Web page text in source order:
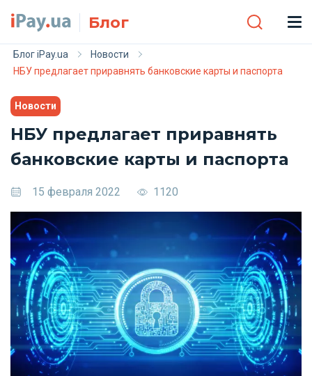
Блог
Блог iPay.ua
Новости
НБУ предлагает приравнять банковские карты и паспорта
Новости
НБУ предлагает приравнять
банковские карты и паспорта
15 февраля 2022 1120